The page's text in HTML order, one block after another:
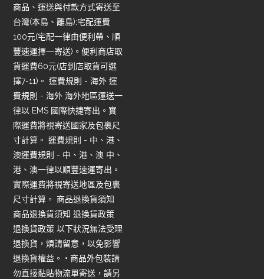
商品、運送與付款方式寄送至
台灣(本島、離島):宅配運費
100元(宅配一律由便利帶、順
豐速運擇一寄送)。便利商店取
貨運費60元(店到店取貨可選
擇7-11)。 運費規則 - 海外 運
費規則 - 海外 海外地區運送一
律以 EMS 國際快捷寄出。實
際運費將視寄送國家及包裹尺
寸計算。 運費規則 - 中、港、
澳運費規則 - 中、港、澳 中、
港、澳一律以順豐速運寄出。
實際運費將視寄送地區及包裹
尺寸計算。 商品退換貨須知
商品退換貨須知 退換貨政策
退換貨政策 以下狀況無法受理
退換貨，煩請留意，以免影響
退換貨權益。 • 商品外包裝請
勿直接黏貼物流單寄送，請另